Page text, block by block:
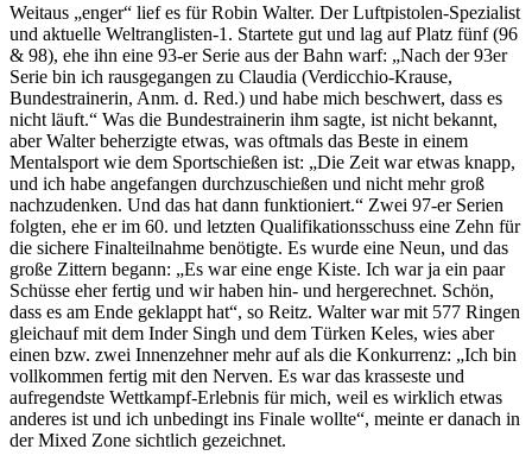
Weitaus „enger“ lief es für Robin Walter. Der Luftpistolen-Spezialist
und aktuelle Weltranglisten-1. Startete gut und lag auf Platz fünf (96
& 98), ehe ihn eine 93-er Serie aus der Bahn warf: „Nach der 93er
Serie bin ich rausgegangen zu Claudia (Verdicchio-Krause,
Bundestrainerin, Anm. d. Red.) und habe mich beschwert, dass es
nicht läuft.“ Was die Bundestrainerin ihm sagte, ist nicht bekannt,
aber Walter beherzigte etwas, was oftmals das Beste in einem
Mentalsport wie dem Sportschießen ist: „Die Zeit war etwas knapp,
und ich habe angefangen durchzuschießen und nicht mehr groß
nachzudenken. Und das hat dann funktioniert.“ Zwei 97-er Serien
folgten, ehe er im 60. und letzten Qualifikationsschuss eine Zehn für
die sichere Finalteilnahme benötigte. Es wurde eine Neun, und das
große Zittern begann: „Es war eine enge Kiste. Ich war ja ein paar
Schüsse eher fertig und wir haben hin- und hergerechnet. Schön,
dass es am Ende geklappt hat“, so Reitz. Walter war mit 577 Ringen
gleichauf mit dem Inder Singh und dem Türken Keles, wies aber
einen bzw. zwei Innenzehner mehr auf als die Konkurrenz: „Ich bin
vollkommen fertig mit den Nerven. Es war das krasseste und
aufregendste Wettkampf-Erlebnis für mich, weil es wirklich etwas
anderes ist und ich unbedingt ins Finale wollte“, meinte er danach in
der Mixed Zone sichtlich gezeichnet.